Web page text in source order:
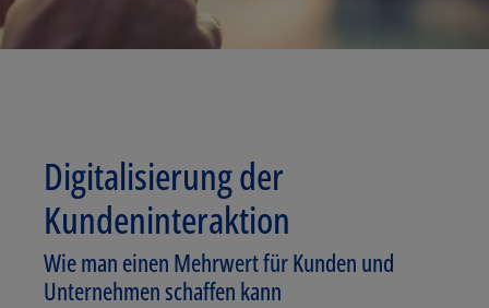
Digitalisierung der
Kundeninteraktion
Wie man einen Mehrwert für Kunden und
Unternehmen schaffen kann